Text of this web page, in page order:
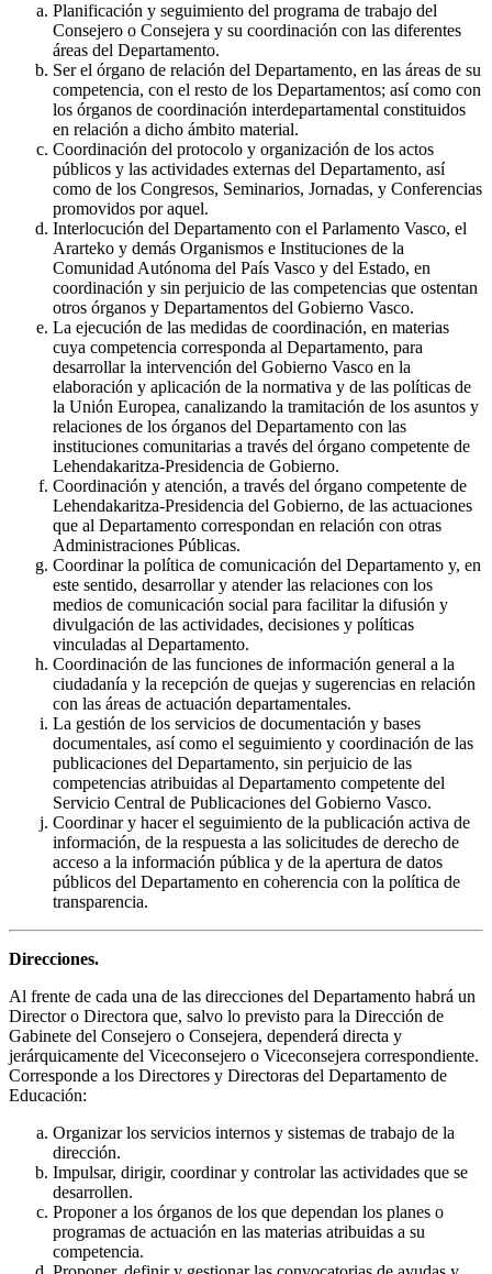
Planificación y seguimiento del programa de trabajo del
Consejero o Consejera y su coordinación con las diferentes
áreas del Departamento.
Ser el órgano de relación del Departamento, en las áreas de su
competencia, con el resto de los Departamentos; así como con
los órganos de coordinación interdepartamental constituidos
en relación a dicho ámbito material.
Coordinación del protocolo y organización de los actos
públicos y las actividades externas del Departamento, así
como de los Congresos, Seminarios, Jornadas, y Conferencias
promovidos por aquel.
Interlocución del Departamento con el Parlamento Vasco, el
Ararteko y demás Organismos e Instituciones de la
Comunidad Autónoma del País Vasco y del Estado, en
coordinación y sin perjuicio de las competencias que ostentan
otros órganos y Departamentos del Gobierno Vasco.
La ejecución de las medidas de coordinación, en materias
cuya competencia corresponda al Departamento, para
desarrollar la intervención del Gobierno Vasco en la
elaboración y aplicación de la normativa y de las políticas de
la Unión Europea, canalizando la tramitación de los asuntos y
relaciones de los órganos del Departamento con las
instituciones comunitarias a través del órgano competente de
Lehendakaritza-Presidencia de Gobierno.
Coordinación y atención, a través del órgano competente de
Lehendakaritza-Presidencia del Gobierno, de las actuaciones
que al Departamento correspondan en relación con otras
Administraciones Públicas.
Coordinar la política de comunicación del Departamento y, en
este sentido, desarrollar y atender las relaciones con los
medios de comunicación social para facilitar la difusión y
divulgación de las actividades, decisiones y políticas
vinculadas al Departamento.
Coordinación de las funciones de información general a la
ciudadanía y la recepción de quejas y sugerencias en relación
con las áreas de actuación departamentales.
La gestión de los servicios de documentación y bases
documentales, así como el seguimiento y coordinación de las
publicaciones del Departamento, sin perjuicio de las
competencias atribuidas al Departamento competente del
Servicio Central de Publicaciones del Gobierno Vasco.
Coordinar y hacer el seguimiento de la publicación activa de
información, de la respuesta a las solicitudes de derecho de
acceso a la información pública y de la apertura de datos
públicos del Departamento en coherencia con la política de
transparencia.
Direcciones.
Al frente de cada una de las direcciones del Departamento habrá un
Director o Directora que, salvo lo previsto para la Dirección de
Gabinete del Consejero o Consejera, dependerá directa y
jerárquicamente del Viceconsejero o Viceconsejera correspondiente.
Corresponde a los Directores y Directoras del Departamento de
Educación:
Organizar los servicios internos y sistemas de trabajo de la
dirección.
Impulsar, dirigir, coordinar y controlar las actividades que se
desarrollen.
Proponer a los órganos de los que dependan los planes o
programas de actuación en las materias atribuidas a su
competencia.